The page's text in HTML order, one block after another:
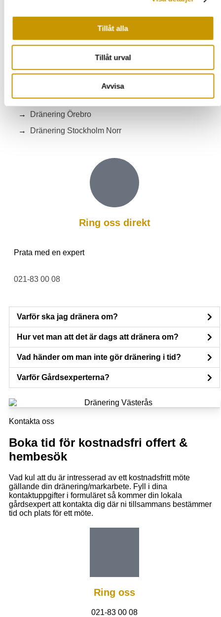
Tillåt alla
Tillåt urval
Avvisa
Dränering Hallstahammar
Dränering Surahammar
Dränering Västerås
Dränering Örebro
Dränering Stockholm Norr
Ring oss direkt
Prata med en expert
021-83 00 08
Varför ska jag dränera om?
Hur vet man att det är dags att dränera om?
Vad händer om man inte gör dränering i tid?
Varför Gårdsexperterna?
Kontakta oss
Boka tid för kostnadsfri offert &
hembesök
Vad kul att du är intresserad av ett kostnadsfritt möte
gällande din dränering/markarbete. Fyll i dina
kontaktuppgifter i formuläret så kommer din lokala
gårdsexpert att kontakta dig där ni tillsammans bestämmer
tid och plats för ett möte.
Ring oss
021-83 00 08